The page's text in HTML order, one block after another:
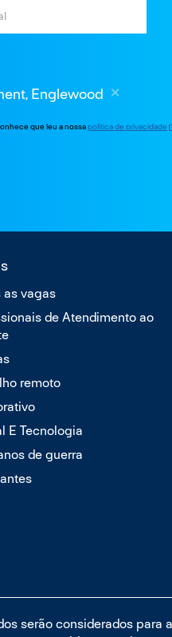
Englewood
que leu a nossapolítica de privacidade
as vagas
de Atendimento ao
remoto
E Tecnologia
de guerra
serão considerados para